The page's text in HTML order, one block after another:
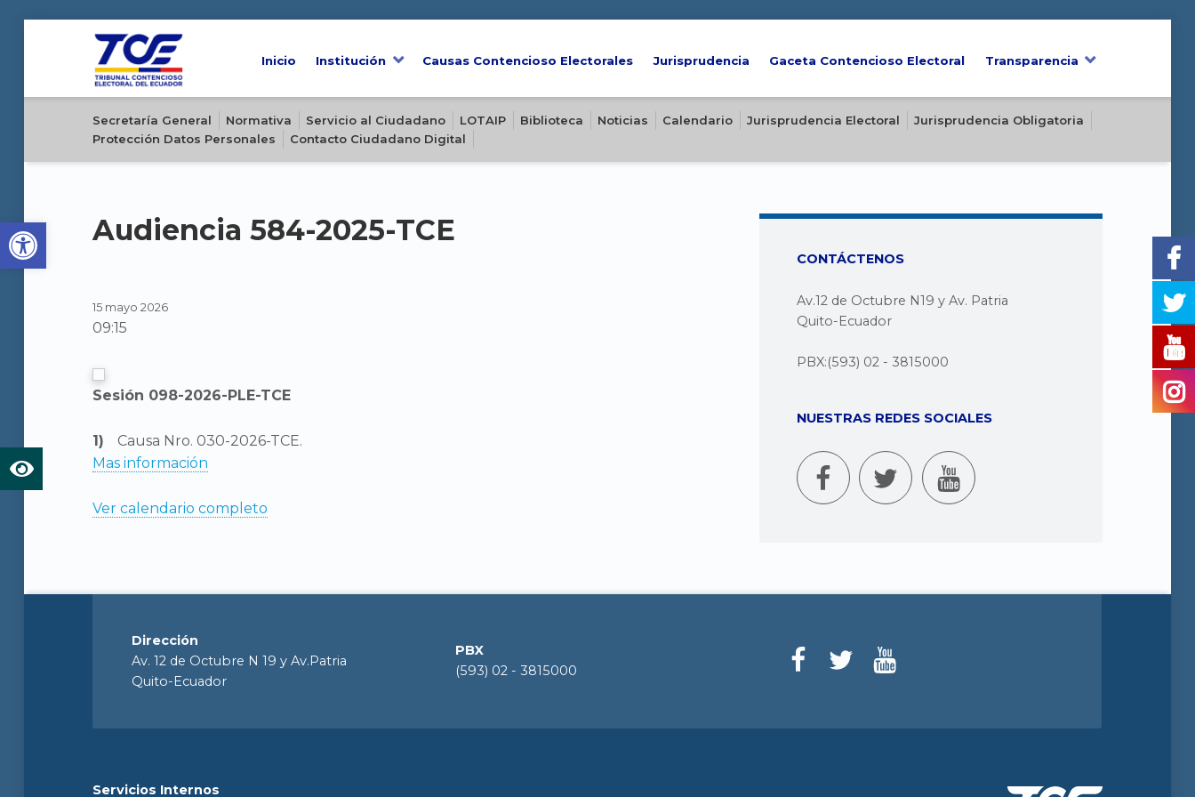
Open toolbar
Inicio Institución Causas Contencioso Electorales Jurisprudencia Gaceta Contencioso Electoral Transparencia
Secretaría General Normativa Servicio al Ciudadano LOTAIP Biblioteca Noticias Calendario Jurisprudencia Electoral
Jurisprudencia Obligatoria
Protección Datos Personales
Contacto Ciudadano Digital
Audiencia 584-2025-TCE
15 mayo 2026
09:15
Sesión 098-2026-PLE-TCE
Causa Nro. 030-2026-TCE.
Mas información
Ver calendario completo
CONTÁCTENOS
Av.12 de Octubre N19 y Av. Patria
Quito-Ecuador
PBX:(593) 02 - 3815000
NUESTRAS REDES SOCIALES
Dirección
Av. 12 de Octubre N 19 y Av.Patria
Quito-Ecuador
PBX
(593) 02 - 3815000
Servicios Internos